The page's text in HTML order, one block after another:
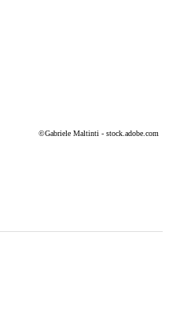
©Gabriele Maltinti - stock.adobe.com